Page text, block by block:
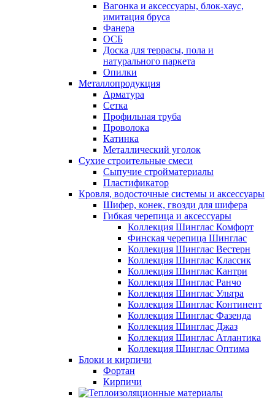
Вагонка и аксессуары, блок-хаус,
имитация бруса
Фанера
ОСБ
Доска для террасы, пола и
натурального паркета
Опилки
Металлопродукция
Арматура
Сетка
Профильная труба
Проволока
Катинка
Металлический уголок
Сухие строительные смеси
Сыпучие стройматериалы
Пластификатор
Кровля, водосточные системы и аксессуары
Шифер, конек, гвозди для шифера
Гибкая черепица и аксессуары
Коллекция Шинглас Комфорт
Финская черепица Шинглас
Коллекция Шинглас Вестерн
Коллекция Шинглас Классик
Коллекция Шинглас Кантри
Коллекция Шинглас Ранчо
Коллекция Шинглас Ультра
Коллекция Шинглас Континент
Коллекция Шинглас Фазенда
Коллекция Шинглас Джаз
Коллекция Шинглас Атлантика
Коллекция Шинглас Оптима
Блоки и кирпичи
Фортан
Кирпичи